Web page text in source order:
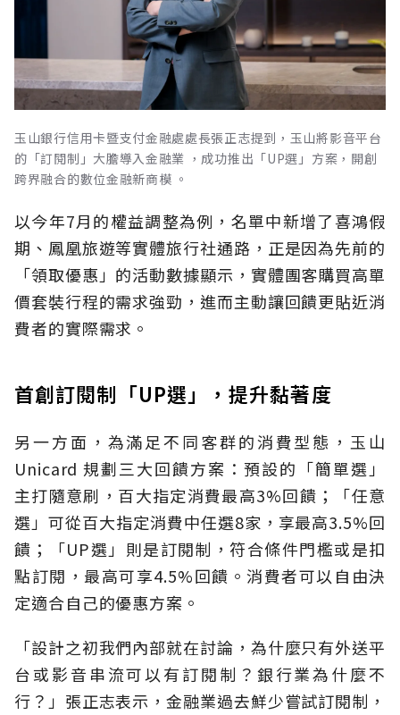
玉山銀行信用卡暨支付金融處處長張正志提到，玉山將影音平台
的「訂閱制」大膽導入金融業 ，成功推出「UP選」方案，開創
跨界融合的數位金融新商模 。
以今年7月的權益調整為例，名單中新增了喜鴻假
期、鳳凰旅遊等實體旅行社通路，正是因為先前的
「領取優惠」的活動數據顯示，實體團客購買高單
價套裝行程的需求強勁，進而主動讓回饋更貼近消
費者的實際需求。
首創訂閱制「UP選」，提升黏著度
另一方面，為滿足不同客群的消費型態，玉山
Unicard 規劃三大回饋方案：預設的「簡單選」
主打隨意刷，百大指定消費最高3%回饋；「任意
選」可從百大指定消費中任選8家，享最高3.5%回
饋；「UP選」則是訂閱制，符合條件門檻或是扣
點訂閱，最高可享4.5%回饋。消費者可以自由決
定適合自己的優惠方案。
「設計之初我們內部就在討論，為什麼只有外送平
台或影音串流可以有訂閱制？銀行業為什麼不
行？」張正志表示，金融業過去鮮少嘗試訂閱制，